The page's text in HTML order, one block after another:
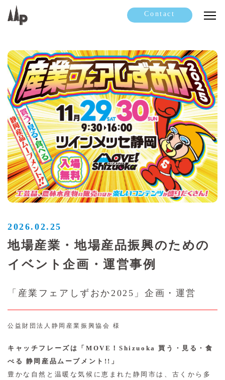
Contact
2026.02.25
地場産業・地場産品振興のための
イベント企画・運営事例
「産業フェアしずおか2025」企画・運営
公益財団法人静岡産業振興協会 様
キャッチフレーズは「MOVE！Shizuoka 買う・見る・食
べる 静岡産品ムーブメント!!」
豊かな自然と温暖な気候に恵まれた静岡市は、古くから多